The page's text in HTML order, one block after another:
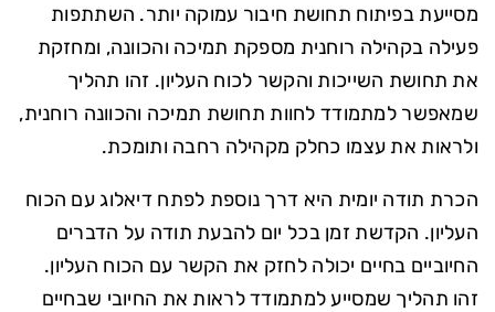
מסייעת בפיתוח תחושת חיבור עמוקה יותר. השתתפות
פעילה בקהילה רוחנית מספקת תמיכה והכוונה, ומחזקת
את תחושת השייכות והקשר לכוח העליון. זהו תהליך
שמאפשר למתמודד לחוות תחושת תמיכה והכוונה רוחנית,
ולראות את עצמו כחלק מקהילה רחבה ותומכת.
הכרת תודה יומית היא דרך נוספת לפתח דיאלוג עם הכוח
העליון. הקדשת זמן בכל יום להבעת תודה על הדברים
החיוביים בחיים יכולה לחזק את הקשר עם הכוח העליון.
זהו תהליך שמסייע למתמודד לראות את החיובי שבחיים